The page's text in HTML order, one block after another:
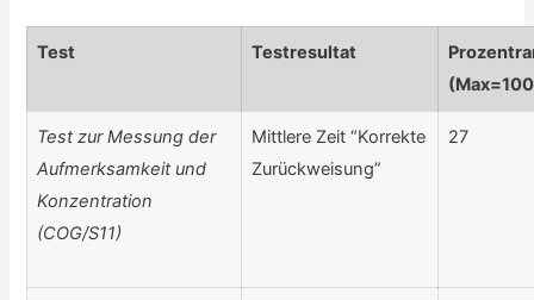
Test Testresultat
TestzurMessung der
Aufmerksamkeit und
Konzentration
(COG/S11)
Mittlere Zeit “Korrekte
Zurückweisung”
27